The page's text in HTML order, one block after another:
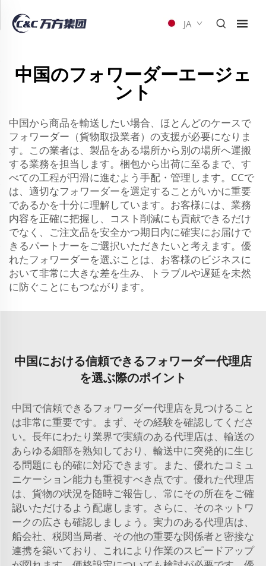
JA
中国のフォワーダーエージェ
ント
中国から商品を輸送したい場合、ほとんどのケースで
フォワーダー（貨物取扱業者）の支援が必要になりま
す。この業者は、製品をある場所から別の場所へ運搬
する業務を担当します。梱包から出荷に至るまで、す
べての工程が円滑に進むよう手配・管理します。CCで
は、適切なフォワーダーを選定することがいかに重要
であるかを十分に理解しています。お客様には、業務
内容を正確に把握し、コスト削減にも貢献できるだけ
でなく、ご注文品を安全かつ期日内に確実にお届けで
きるパートナーをご選択いただきたいと考えます。優
れたフォワーダーを選ぶことは、お客様のビジネスに
おいて非常に大きな差を生み、トラブルや遅延を未然
に防ぐことにもつながります。
中国における信頼できるフォワーダー代理店
を選ぶ際のポイント
中国で信頼できるフォワーダー代理店を見つけること
は非常に重要です。まず、その経験を確認してくださ
い。長年にわたり業界で実績のある代理店は、輸送の
あらゆる細部を熟知しており、輸送中に突発的に生じ
る問題にも的確に対応できます。また、優れたコミュ
ニケーション能力も重視すべき点です。優れた代理店
は、貨物の状況を随時ご報告し、常にその所在をご確
認いただけるよう配慮します。さらに、そのネットワ
ークの広さも確認しましょう。実力のある代理店は、
船会社、税関当局者、その他の重要な関係者と密接な
連携を築いており、これにより作業のスピードアップ